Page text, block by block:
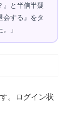
』と半信半疑
会する』をタ
」
。ログイン状